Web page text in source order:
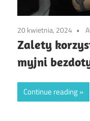
20 kwietnia, 2024
Zalety
myjni
Continue reading